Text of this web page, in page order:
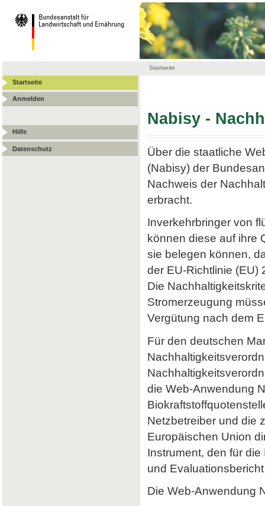
Startseite
Startseite
Anmelden
Hilfe
Datenschutz
Nabisy -
Über die staatliche
(Nabisy) der
Nachweis der
erbracht.
Inverkehrbringer von
können diese auf ihre
sie belegen können,
der EU-Richtlinie (EU)
Die
Stromerzeugung
Vergütung nach dem
Für den deutschen
die Web-Anwendung
Netzbetreiber und die
Europäischen Union
Instrument, den für
und
Die Web-Anwendung